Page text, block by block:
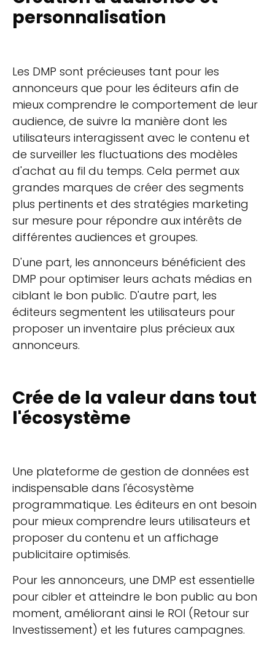
personnalisation
Les DMP sont précieuses tant pour les
annonceurs que pour les éditeurs afin de
mieux comprendre le comportement de leur
audience, de suivre la manière dont les
utilisateurs interagissent avec le contenu et
de surveiller les fluctuations des modèles
d'achat au fil du temps. Cela permet aux
grandes marques de créer des segments
plus pertinents et des stratégies marketing
sur mesure pour répondre aux intérêts de
différentes audiences et groupes.
D'une part, les annonceurs bénéficient des
DMP pour optimiser leurs achats médias en
ciblant le bon public. D'autre part, les
éditeurs segmentent les utilisateurs pour
proposer un inventaire plus précieux aux
annonceurs.
Crée de la valeur dans tout
l'écosystème
Une plateforme de gestion de données est
indispensable dans l'écosystème
programmatique. Les éditeurs en ont besoin
pour mieux comprendre leurs utilisateurs et
proposer du contenu et un affichage
publicitaire optimisés.
Pour les annonceurs, une DMP est essentielle
pour cibler et atteindre le bon public au bon
moment, améliorant ainsi le ROI (Retour sur
Investissement) et les futures campagnes.